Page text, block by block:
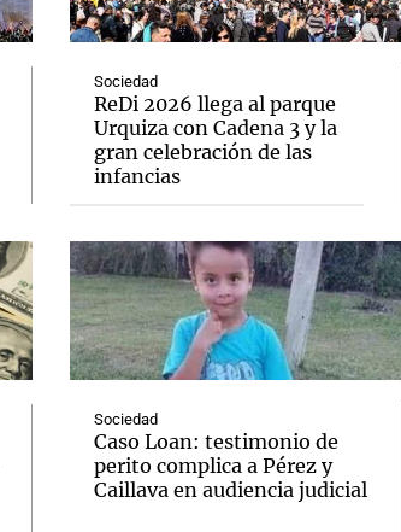
Sociedad
ReDi 2026 llega al parque
Urquiza con Cadena 3 y la
gran celebración de las
infancias
Sociedad
Caso Loan: testimonio de
perito complica a Pérez y
Caillava en audiencia judicial
Notas
El